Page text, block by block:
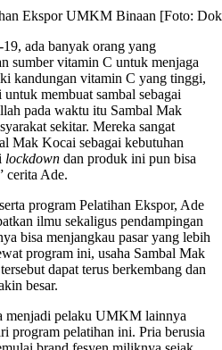
Ekspor UMKM Binaan [Foto:
ada banyak orang yang
sumber vitamin C untuk menjaga
kandungan vitamin C yang tinggi,
membuat sambal sebagai
pada waktu itu Sambal Mak
sekitar. Mereka sangat
Mak Kocai sebagai kebutuhan
lockdown dan produk ini pun bisa
cerita Ade.
program Pelatihan Ekspor, Ade
ilmu sekaligus pendampingan
bisa menjangkau pasar yang lebih
program ini, usaha Sambal Mak
dapat terus berkembang dan
besar.
menjadi pelaku UMKM lainnya
program pelatihan ini. Pria berusia